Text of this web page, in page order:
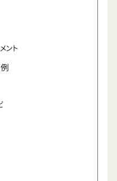
ント